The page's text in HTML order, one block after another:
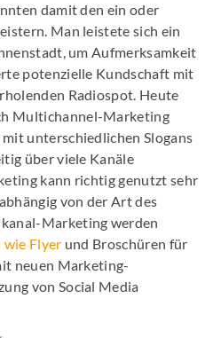
damit den ein oder
Man leistete sich ein
um Aufmerksamkeit
potenzielle Kundschaft mit
Radiospot. Heute
Multichannel-Marketing
unterschiedlichen Slogans
über viele Kanäle
kann richtig genutzt sehr
von der Art des
Marketing werden
wie Flyer und Broschüren für
neuen Marketing-
von Social Media